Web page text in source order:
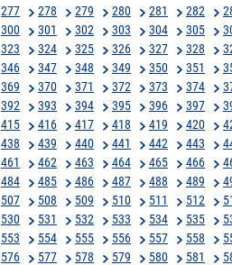
277 278 279 280 281 282
300 301 302 303 304 305
323 324 325 326 327 328
346 347 348 349 350 351
369 370 371 372 373 374
392 393 394 395 396 397
415 416 417 418 419 420
438 439 440 441 442 443
461 462 463 464 465 466
484 485 486 487 488 489
507 508 509 510 511 512
530 531 532 533 534 535
553 554 555 556 557 558
576 577 578 579 580 581